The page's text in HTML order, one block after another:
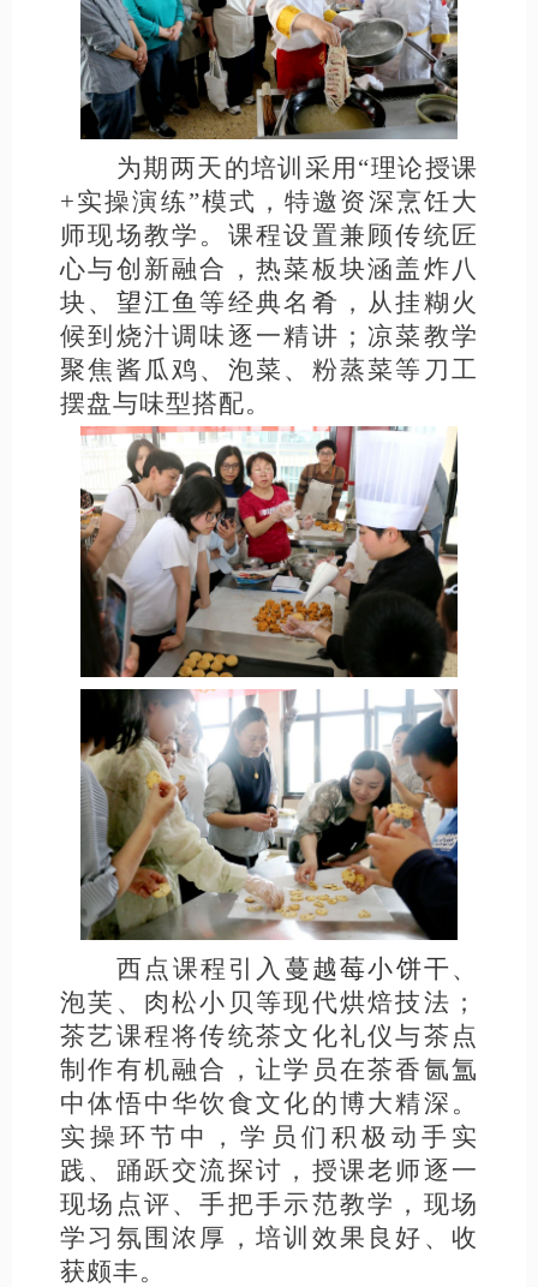
为期两天的培训采用 “理论授课
+实操演练”模式，特邀资深烹饪大
师现场教学。课程设置兼顾传统匠
心与创新融合，热菜板块涵盖炸八
块、 望江鱼等经典名肴，从挂糊火
候到烧汁调味逐一精讲；凉菜教学
聚焦酱瓜鸡、泡菜、粉蒸菜等刀工
摆盘与味型搭配。
西点课程引入 蔓越莓小饼干、
泡芙、肉松小贝等现代烘焙技法；
茶艺课程将传统茶文化礼仪与茶点
制作有机融合，让学员在茶香氤氲
中体悟中华饮食文化的博大精深。
实操环节中，学员们积极动手实
践、踊跃交流探讨，授课老师逐一
现场点评、手把手示范教学，现场
学习氛围浓厚，培训效果良好、收
获颇丰。